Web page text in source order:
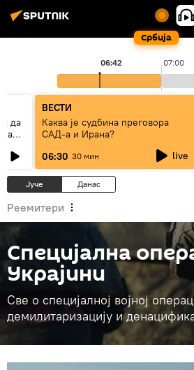
Србија
07:00
06:42
да
ВЕСТИ
Каква је судбина преговора
САД-а и Ирана?
06:30 30 мин live
Јуче Данас
Реемитери
Специјална
Украјини
Све о специјалној војној
демилитаризацију и